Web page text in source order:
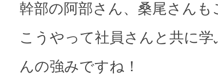
幹部の阿部さん、桑尾さんも
こうやって社員さんと共に
んの強みですね！